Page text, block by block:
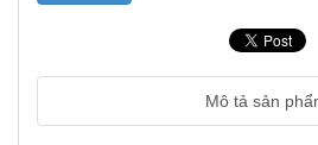
Mô tả sản